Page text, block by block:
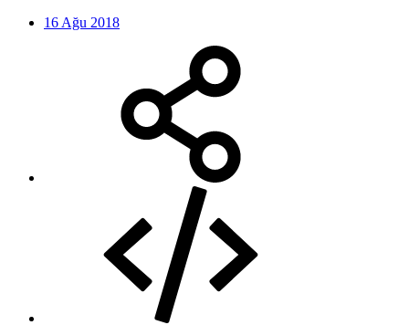
16 Ağu 2018